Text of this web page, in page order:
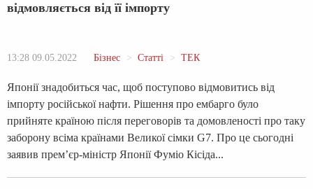
відмовляється від її імпорту
13:28 09.05.2022 Бізнес Статті ТЕК
Японії знадобиться час, щоб поступово відмовитись від
імпорту російської нафти. Рішення про ембарго було
прийняте країною після переговорів та домовленості про таку
заборону всіма країнами Великої сімки G7. Про це сьогодні
заявив прем’єр-міністр Японії Фуміо Кісіда...